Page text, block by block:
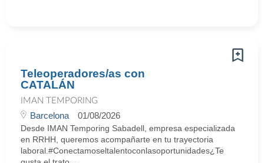
Teleoperadores/as con
CATALÁN
IMAN TEMPORING
Barcelona 01/08/2026
Desde IMAN Temporing Sabadell, empresa especializada
en RRHH, queremos acompañarte en tu trayectoria
laboral.#Conectamoseltalentoconlasoportunidades¿Te